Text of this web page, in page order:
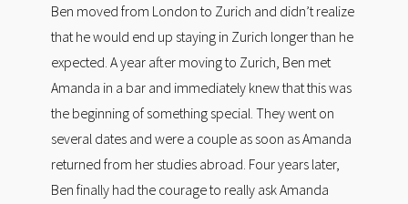
Ben moved from London to Zurich and didn’t realize
that he would end up staying in Zurich longer than he
expected. A year after moving to Zurich, Ben met
Amanda in a bar and immediately knew that this was
the beginning of something special. They went on
several dates and were a couple as soon as Amanda
returned from her studies abroad. Four years later,
Ben finally had the courage to really ask Amanda